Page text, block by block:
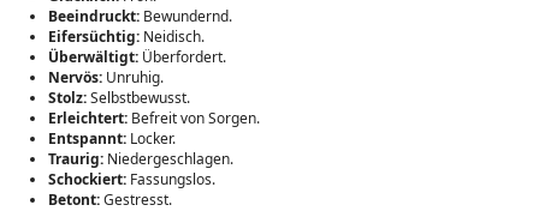
Beeindruckt: Bewundernd.
Eifersüchtig: Neidisch.
Überwältigt: Überfordert.
Nervös: Unruhig.
Stolz:Selbstbewusst.
Erleichtert: Befreit von Sorgen.
Entspannt: Locker.
Traurig: Niedergeschlagen.
Schockiert: Fassungslos.
Betont:Gestresst.